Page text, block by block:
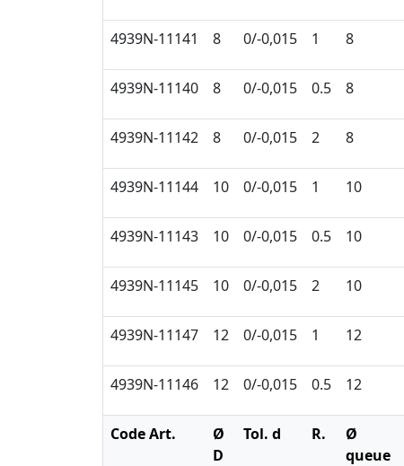
4939N-11141 8 0/-0,015 1 8
4939N-11140 8 0/-0,015 0.5 8
4939N-11142 8 0/-0,015 2 8
4939N-11144 10 0/-0,015 1 10
4939N-11143 10 0/-0,015 0.5 10
4939N-11145 10 0/-0,015 2 10
4939N-11147 12 0/-0,015 1 12
4939N-11146 12 0/-0,015 0.5 12
Code Art.
Ø
D
Tol. d R.
Ø
queue